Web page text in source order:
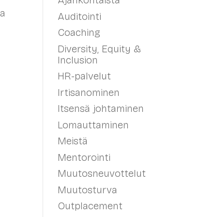
Auditointi
Coaching
Diversity, Equity &
Inclusion
HR-palvelut
Irtisanominen
Itsensä johtaminen
Lomauttaminen
Meistä
Mentorointi
Muutosneuvottelut
Muutosturva
Outplacement